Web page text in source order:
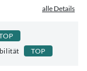
alle Details
TOP